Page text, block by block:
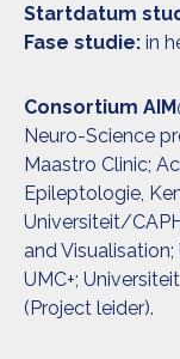
Startdatum
Fase studie: in
Consortium
Neuro-Science
Maastro Clinic;
Epileptologie,
Universiteit/
and
UMC+;
(Project leider).